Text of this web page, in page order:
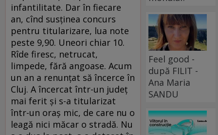
infantilitate. Dar în fiecare
an, cînd susţinea concurs
pentru titularizare, lua note
peste 9,90. Uneori chiar 10.
Rîde firesc, netrucat,
limpede, fără angoase. Acum
un an a renunţat să încerce în
Cluj. A încercat într-un judeţ
mai ferit şi s-a titularizat
într-un oraş mic, de care nu o
leagă nici măcar o stradă. Nu
Feel good -
după FILIT -
Ana Maria
SANDU